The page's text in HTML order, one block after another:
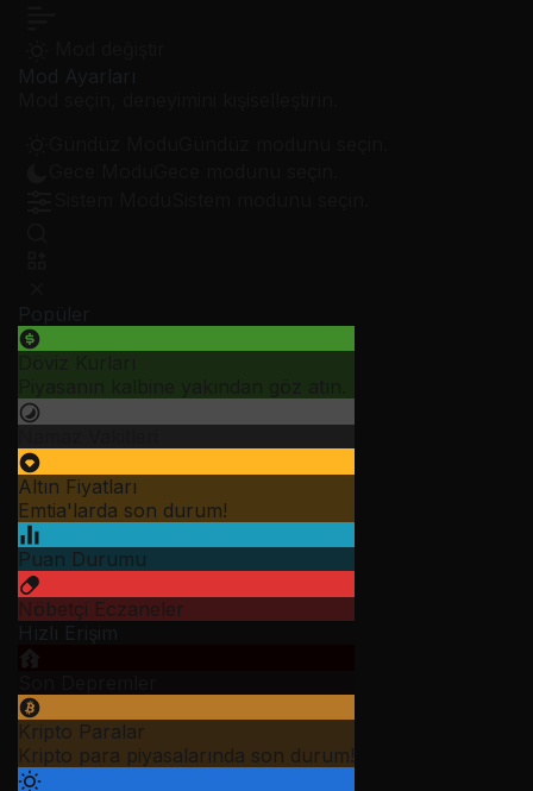
Altın Fiyatları
Emtia'larda son durum!
Puan Durumu
Nöbetçi Eczaneler
Kripto Paralar
Kripto para piyasalarında son durum!